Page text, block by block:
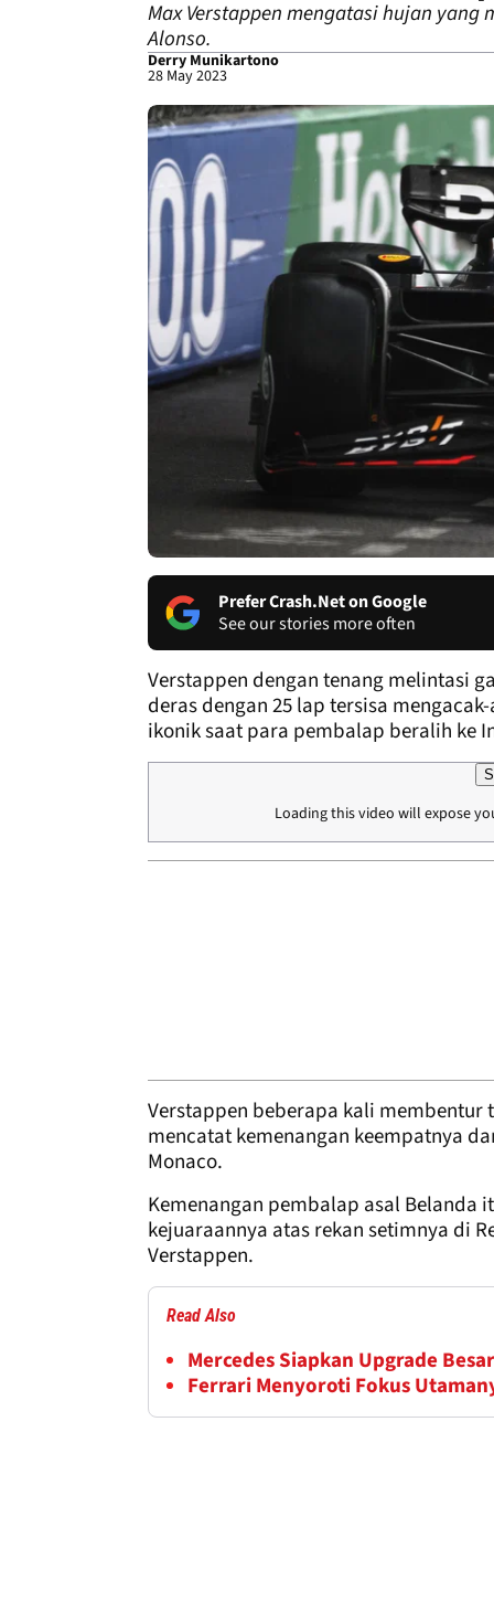
Max Verstappen mengatasi hujan yang
Alonso.
Derry Munikartono
28 May 2023
Prefer Crash.Net on Google
See our stories more often
Verstappen dengan tenang melintasi
deras dengan 25 lap tersisa
ikonik saat para pembalap beralih ke
Loading this video will expose
Verstappen beberapa kali
mencatat kemenangan keempatnya
Monaco.
Kemenangan pembalap asal Belanda
kejuaraannya atas rekan setimnya di
Verstappen.
Read Also
Mercedes Siapkan Upgrade
Ferrari Menyoroti Fokus